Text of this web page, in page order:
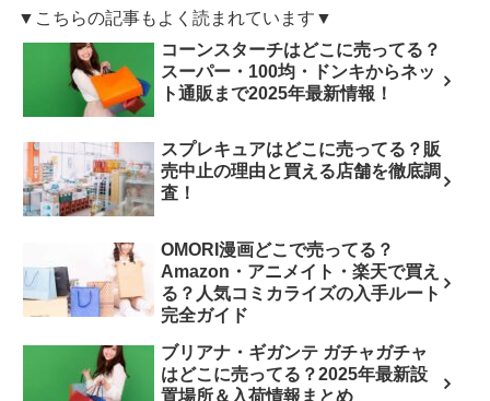
▼こちらの記事もよく読まれています▼
コーンスターチはどこに売ってる？
スーパー・100均・ドンキからネッ
ト通販まで2025年最新情報！
スプレキュアはどこに売ってる？販
売中止の理由と買える店舗を徹底調
査！
OMORI漫画どこで売ってる？
Amazon・アニメイト・楽天で買え
る？人気コミカライズの入手ルート
完全ガイド
ブリアナ・ギガンテ ガチャガチャ
はどこに売ってる？2025年最新設
置場所＆入荷情報まとめ